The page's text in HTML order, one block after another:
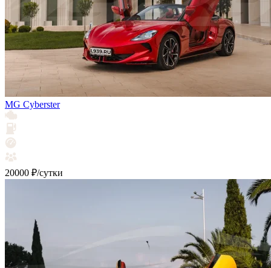
MG Cyberster
20000 ₽/сутки